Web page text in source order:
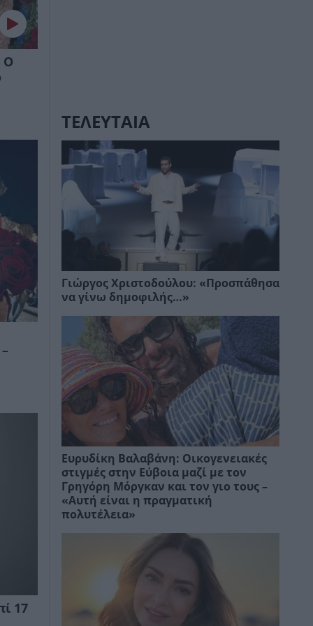
Ο
17
ΤΕΛΕΥΤΑΙΑ
Γιώργος Χριστοδούλου: «Προσπάθησα
να γίνω δημοφιλής…»
Ευρυδίκη Βαλαβάνη: Οικογενειακές
στιγμές στην Εύβοια μαζί με τον
Γρηγόρη Μόργκαν και τον γιο τους –
«Αυτή είναι η πραγματική
πολυτέλεια»